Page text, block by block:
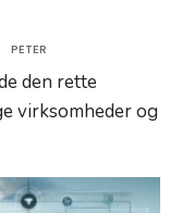
PETER
den rette
virksomheder og